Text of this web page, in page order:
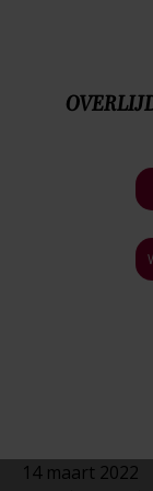
14 maart 2022